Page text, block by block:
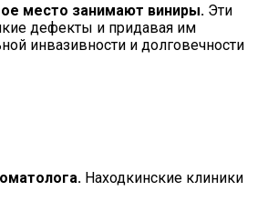
место занимают виниры. Эти
дефекты и придавая им
инвазивности и долговечности
Находкинские клиники